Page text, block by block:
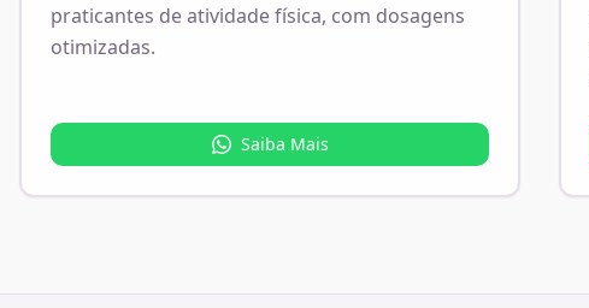
praticantes de atividade física, com dosagens
otimizadas.
Saiba Mais